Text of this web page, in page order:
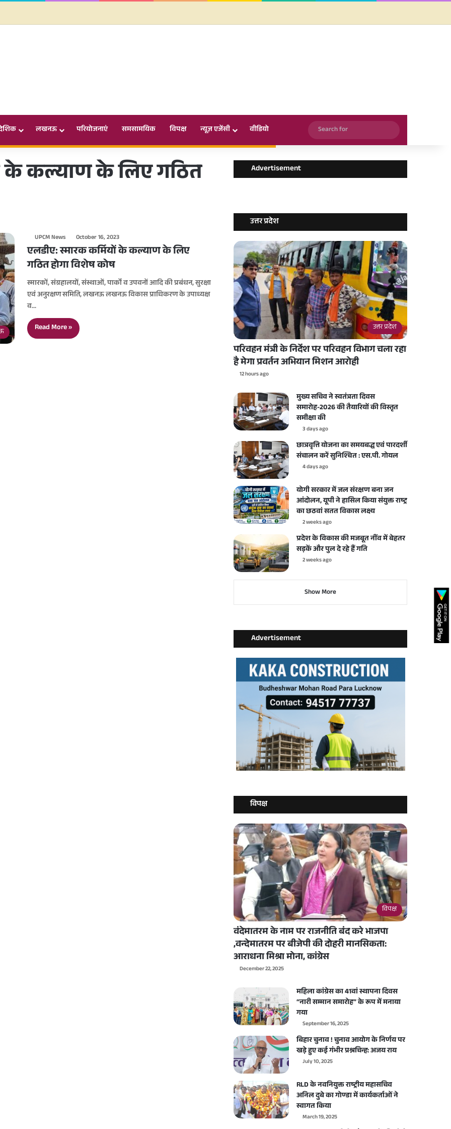
लखनऊ परियोजनाएं समसामयिक विपक्ष न्यूज़ एजेंसी वीडियो
Search
for
के कल्याण के लिए गठित
UPCM News October 16, 2023
एलडीए: स्मारक कर्मियों के कल्याण के लिए
गठित होगा विशेष कोष
स्मारकों, संग्रहालयों, संस्थाओं, पार्कों व उपवनों आदि की प्रबंधन, सुरक्षा
एवं अनुरक्षण समिति, लखनऊ लखनऊ विकास प्राधिकरण के उपाध्यक्ष
व…
Read More »
Advertisement
उत्तर प्रदेश
उत्तर प्रदेश
परिवहन मंत्री के निर्देश पर परिवहन विभाग चला रहा
है मेगा प्रवर्तन अभियान मिशन आरोही
12 hours ago
मुख्य सचिव ने स्वतंत्रता दिवस
समारोह-2026 की तैयारियों की विस्तृत
समीक्षा की
3 days ago
छात्रवृत्ति योजना का समयबद्ध एवं पारदर्शी
संचालन करें सुनिश्चित : एस.पी. गोयल
4 days ago
योगी सरकार में जल संरक्षण बना जन
आंदोलन, यूपी ने हासिल किया संयुक्त राष्ट्र
का छठवां सतत विकास लक्ष्य
2 weeks ago
प्रदेश के विकास की मजबूत नींव में बेहतर
सड़कें और पुल दे रहे हैं गति
2 weeks ago
Show More
Advertisement
विपक्ष
विपक्ष
वंदेमातरम के नाम पर राजनीति बंद करे भाजपा
,वन्देमातरम पर बीजेपी की दोहरी मानसिकता:
आराधना मिश्रा मोना, कांग्रेस
December 22, 2025
महिला कांग्रेस का 41वां स्थापना दिवस
“नारी सम्मान समारोह” के रूप में मनाया
गया
September 16, 2025
बिहार चुनाव ! चुनाव आयोग के निर्णय पर
खड़े हुए कई गंभीर प्रश्नचिन्ह: अजय राय
July 10, 2025
RLD के नवनियुक्त राष्ट्रीय महासचिव
अनिल दुबे का गोण्डा में कार्यकर्ताओं ने
स्वागत किया
March 19, 2025